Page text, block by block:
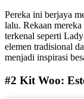
Pereka ini berjaya
lalu. Rekaan
terkenal seperti
elemen tradisional
menjadi inspirasi
#2 Kit Woo: